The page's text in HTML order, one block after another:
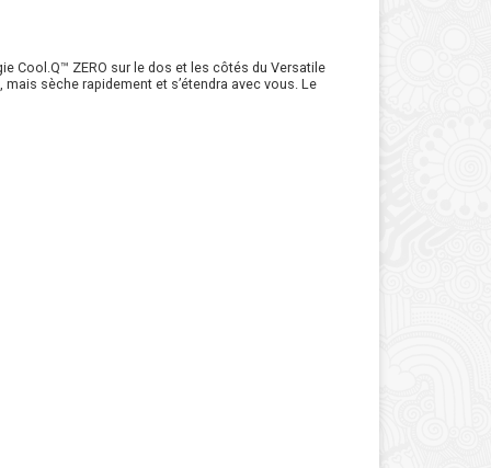
Cool.Q™ ZERO sur le dos et les côtés du Versatile
sèche rapidement et s’étendra avec vous. Le